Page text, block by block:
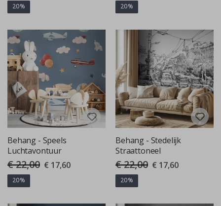
20% 20%
Behang - Speels
Luchtavontuur
€ 22,00 Special
Price
€ 17,60
20%
Behang - Stedelijk
Straattoneel
€ 22,00 Special
Price
€ 17,60
20%